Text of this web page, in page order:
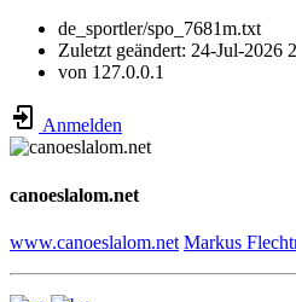
de_sportler/spo_7681m.txt
Zuletzt geändert: 24-Jul-2026
von 127.0.0.1
Anmelden
canoeslalom.net
www.canoeslalom.net Markus